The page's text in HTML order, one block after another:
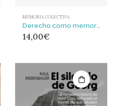
MEMORIA COLECTIVA
14,00€